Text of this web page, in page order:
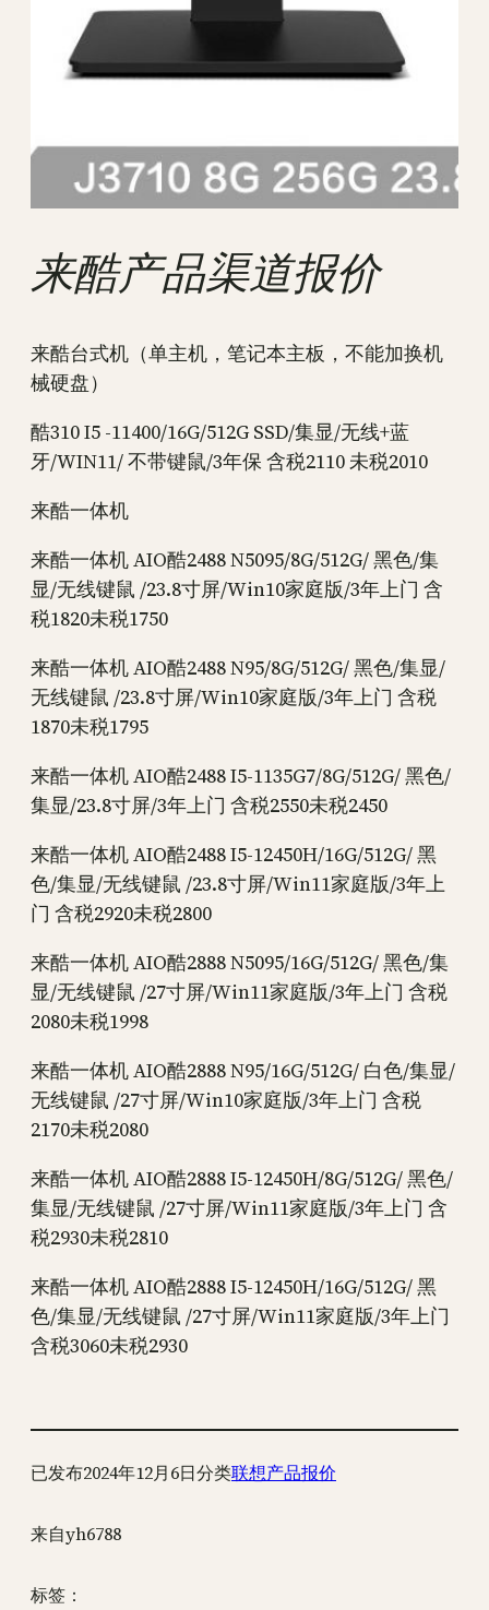
来酷产品渠道报价
来酷台式机（单主机，笔记本主板，不能加换机
械硬盘）
酷310 I5 -11400/16G/512G SSD/集显/无线+蓝
牙/WIN11/ 不带键鼠/3年保 含税2110 未税2010
来酷一体机
来酷一体机 AIO酷2488 N5095/8G/512G/ 黑色/集
显/无线键鼠 /23.8寸屏/Win10家庭版/3年上门 含
税1820未税1750
来酷一体机 AIO酷2488 N95/8G/512G/ 黑色/集显/
无线键鼠 /23.8寸屏/Win10家庭版/3年上门 含税
1870未税1795
来酷一体机 AIO酷2488 I5-1135G7/8G/512G/ 黑色/
集显/23.8寸屏/3年上门 含税2550未税2450
来酷一体机 AIO酷2488 I5-12450H/16G/512G/ 黑
色/集显/无线键鼠 /23.8寸屏/Win11家庭版/3年上
门 含税2920未税2800
来酷一体机 AIO酷2888 N5095/16G/512G/ 黑色/集
显/无线键鼠 /27寸屏/Win11家庭版/3年上门 含税
2080未税1998
来酷一体机 AIO酷2888 N95/16G/512G/ 白色/集显/
无线键鼠 /27寸屏/Win10家庭版/3年上门 含税
2170未税2080
来酷一体机 AIO酷2888 I5-12450H/8G/512G/ 黑色/
集显/无线键鼠 /27寸屏/Win11家庭版/3年上门 含
税2930未税2810
来酷一体机 AIO酷2888 I5-12450H/16G/512G/ 黑
色/集显/无线键鼠 /27寸屏/Win11家庭版/3年上门
含税3060未税2930
已发布2024年12月6日分类联想产品报价
来自yh6788
标签：